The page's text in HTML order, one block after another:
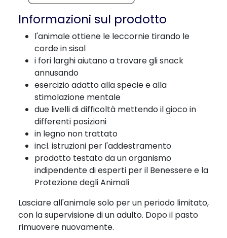
Informazioni sul prodotto
l'animale ottiene le leccornie tirando le
corde in sisal
i fori larghi aiutano a trovare gli snack
annusando
esercizio adatto alla specie e alla
stimolazione mentale
due livelli di difficoltà mettendo il gioco in
differenti posizioni
in legno non trattato
incl. istruzioni per l'addestramento
prodotto testato da un organismo
indipendente di esperti per il Benessere e la
Protezione degli Animali
Lasciare all'animale solo per un periodo limitato,
con la supervisione di un adulto. Dopo il pasto
rimuovere nuovamente.